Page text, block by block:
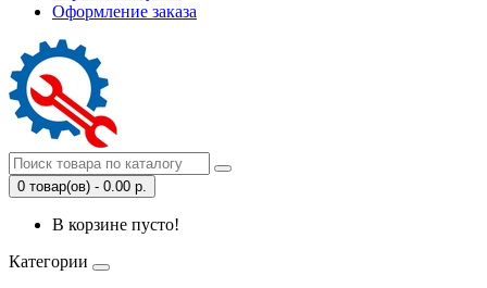
Оформление заказа
0 товар(ов) - 0.00 р.
В корзине пусто!
Категории